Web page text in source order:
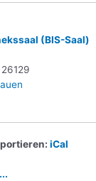
(BIS-Saal)
26129
iCal